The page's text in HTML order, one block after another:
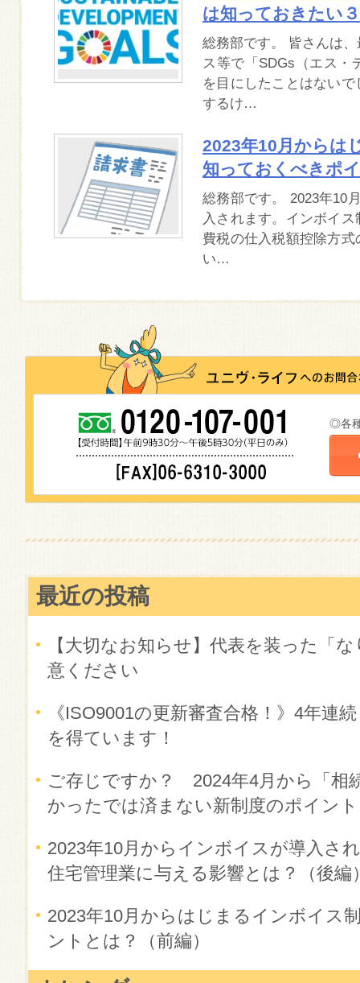
は知っておきたい
総務部です。 皆さんは
ス等で「SDGs（エス・
を目にしたことはない
するけ…
2023年10月からは
知っておくべきポ
総務部です。 2023年10
入されます。インボイ
費税の仕入税額控除方
い…
◎各
最近の投稿
【大切なお知らせ】代表を装った「
意ください
《ISO9001の更新審査合格！》4年連
を得ています！
ご存じですか？ 2024年4月から「相
かったでは済まない新制度のポイント
2023年10月からインボイスが導入さ
住宅管理業に与える影響とは？（後編
2023年10月からはじまるインボイス
ントとは？（前編）